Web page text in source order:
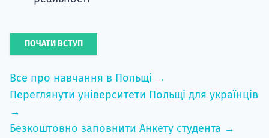
ПОЧАТИ ВСТУП
Все про навчання в Польщі →
Переглянути університети Польщі для українців
→
Безкоштовно заповнити Анкету студента →